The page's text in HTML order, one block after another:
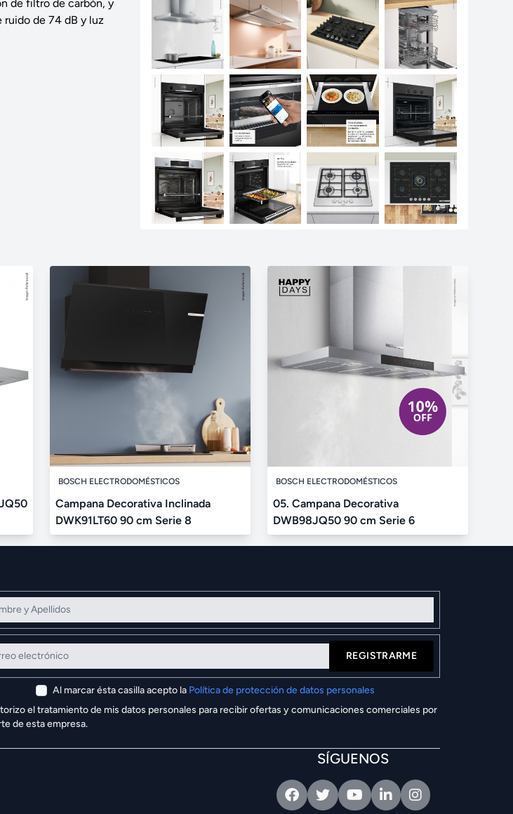
de filtro de carbón, y
de 74 dB y luz
BOSCH ELECTRODOMÉSTICOS
Campana Decorativa Inclinada
DWK91LT60 90 cm Serie 8
BOSCH ELECTRODOMÉSTICOS
05. Campana Decorativa
DWB98JQ50 90 cm Serie 6
y Apellidos
electrónico
REGISTRARME
Al marcar ésta casilla acepto la Política de protección de datos personales
el tratamiento de mis datos personales para recibir ofertas y comunicaciones comerciales por
de esta empresa.
SÍGUENOS
FacebookTwitterYoutubeLinkedinIntagram